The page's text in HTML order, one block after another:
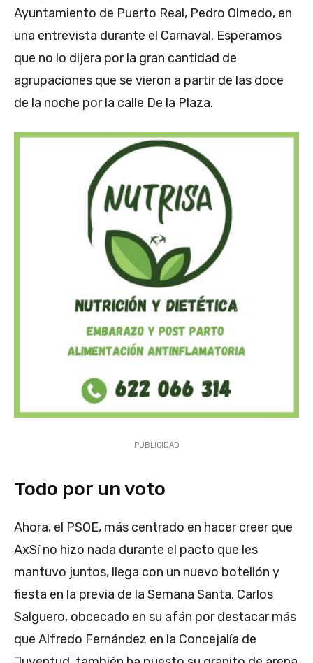
Ayuntamiento de Puerto Real, Pedro Olmedo, en
una entrevista durante el Carnaval. Esperamos
que no lo dijera por la gran cantidad de
agrupaciones que se vieron a partir de las doce
de la noche por la calle De la Plaza.
PUBLICIDAD
Todo por un voto
Ahora, el PSOE, más centrado en hacer creer que
AxSí no hizo nada durante el pacto que les
mantuvo juntos, llega con un nuevo botellón y
fiesta en la previa de la Semana Santa. Carlos
Salguero, obcecado en su afán por destacar más
que Alfredo Fernández en la Concejalía de